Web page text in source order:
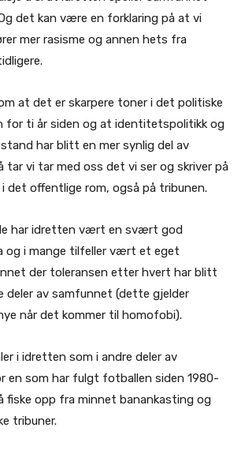
det kan være en forklaring på at vi
mer rasisme og annen hets fra
at det er skarpere toner i det politiske
for ti år siden og at identitetspolitikk og
har blitt en mer synlig del av
tar vi tar med oss det vi ser og skriver på
det offentlige rom, også på tribunen.
har idretten vært en svært god
og i mange tilfeller vært et eget
der toleransen etter hvert har blitt
deler av samfunnet (dette gjelder
når det kommer til homofobi).
i idretten som i andre deler av
en som har fulgt fotballen siden 1980-
fiske opp fra minnet banankasting og
tribuner.